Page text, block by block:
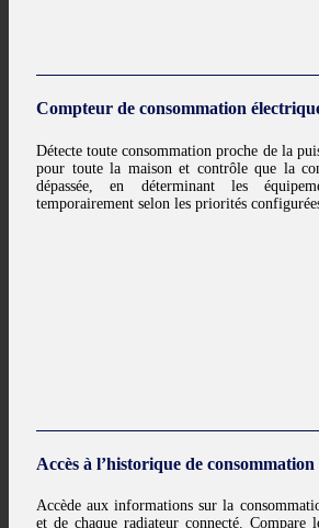
Compteur de consommation
Détecte toute consommation proche de la
pour toute la maison et contrôle que la
dépassée, en déterminant les
temporairement selon les priorités
Accès à l’historique de
Accède aux informations sur la
et de chaque radiateur connecté. Compare